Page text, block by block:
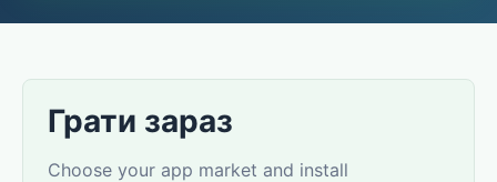
Грати зараз
Choose your app market and install